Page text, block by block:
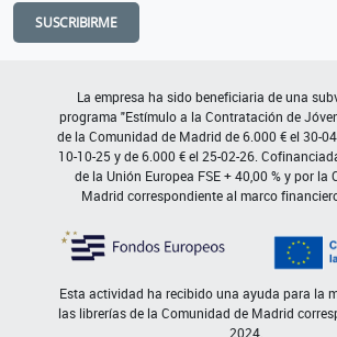
SUSCRIBIRME
La empresa ha sido beneficiaria de una
programa "Estímulo a la Contratación de
de la Comunidad de Madrid de 6.000 € el 30-
10-10-25 y de 6.000 € el 25-02-26.
de la Unión Europea FSE + 40,00 % y por la
Madrid correspondiente al marco
Esta actividad ha recibido una ayuda para la
las librerías de la Comunidad de Madrid
2024.